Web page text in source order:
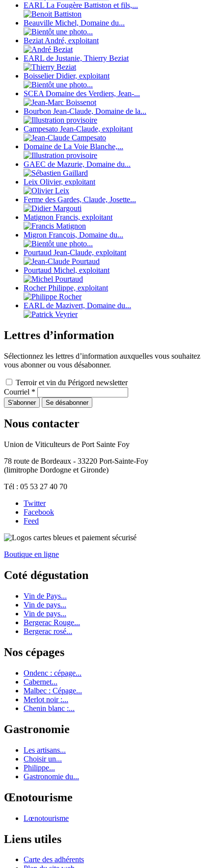
EARL La Fougère Battiston et fils,...
Beauville Michel, Domaine du...
Beziat André, exploitant
EARL de Justanie, Thierry Beziat
Boisselier Didier, exploitant
SCEA Domaine des Verdiers, Jean-...
Bourbon Jean-Claude, Domaine de la...
Campesato Jean-Claude, exploitant
Domaine de La Voie Blanche,...
GAEC de Mazurie, Domaine du...
Leix Olivier, exploitant
Ferme des Gardes, Claude, Josette...
Matignon Francis, exploitant
Migron François, Domaine du...
Pourtaud Jean-Claude, exploitant
Pourtaud Michel, exploitant
Rocher Philippe, exploitant
EARL de Mazivert, Domaine du...
Lettres d’information
Sélectionnez les lettres d’information auxquelles vous souhaitez
vous abonner ou vous désabonner.
Terroir et vin du Périgord newsletter
Courriel *
Nous contacter
Union de Viticulteurs de Port Sainte Foy
78 route de Bordeaux - 33220 Port-Sainte-Foy
(limitrophe Dordogne et Gironde)
Tél : 05 53 27 40 70
Twitter
Facebook
Feed
Boutique en ligne
Coté dégustation
Vin de Pays...
Vin de pays...
Vin de pays...
Bergerac Rouge...
Bergerac rosé...
Nos cépages
Ondenc : cépage...
Cabernet...
Malbec : Cépage...
Merlot noir :...
Chenin blanc :...
Gastronomie
Les artisans...
Choisir un...
Philippe...
Gastronomie du...
Œnotourisme
Lœnotourisme
Liens utiles
Carte des adhérents